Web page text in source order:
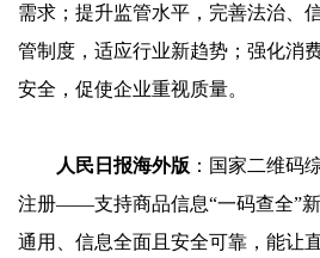
需求；提升监管水平，完善法治、
管制度，适应行业新趋势；强化消
安全，促使企业重视质量。
人民日报海外版 ：国家二维码
注册——支持商品信息“一码查全”
通用、信息全面且安全可靠，能让